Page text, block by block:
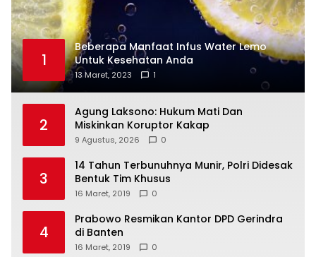
1
Beberapa Manfaat Infus Water Lemo
Untuk Kesehatan Anda
13 Maret, 2023 1
2
Agung Laksono: Hukum Mati Dan
Miskinkan Koruptor Kakap
9 Agustus, 2026 0
3
14 Tahun Terbunuhnya Munir, Polri Didesak
Bentuk Tim Khusus
16 Maret, 2019 0
4
Prabowo Resmikan Kantor DPD Gerindra
di Banten
16 Maret, 2019 0